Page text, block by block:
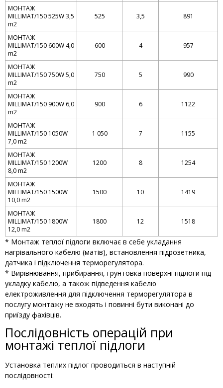
МОНТАЖ
MILLIMAT/150 525W 3,5
m2
525 3,5 891
МОНТАЖ
MILLIMAT/150 600W 4,0
m2
600 4 957
МОНТАЖ
MILLIMAT/150 750W 5,0
m2
750 5 990
МОНТАЖ
MILLIMAT/150 900W 6,0
m2
900 6 1122
МОНТАЖ
MILLIMAT/150 1050W
7,0 m2
1 050 7 1155
МОНТАЖ
MILLIMAT/150 1200W
8,0 m2
1200 8 1254
МОНТАЖ
MILLIMAT/150 1500W
10,0 m2
1500 10 1419
МОНТАЖ
MILLIMAT/150 1800W
12,0 m2
1800 12 1518
* Монтаж теплої підлоги включає в себе укладання
нагрівального кабелю (матів), встановлення підрозетника,
датчика і підключення терморегулятора.
* Вирівнювання, прибирання, грунтовка поверхні підлоги під
укладку кабелю, а також підведення кабелю
електроживлення для підключення терморегулятора в
послугу монтажу не входять і повинні бути виконані до
приїзду фахівців.
Послідовність операцій при
монтажі теплої підлоги
Установка теплих підлог проводиться в наступній
послідовності: